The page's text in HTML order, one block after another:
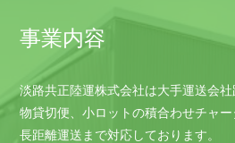
事業内容
淡路共正陸運株式会社は大手運送会
物貸切便、小ロットの積合わせチャ
長距離運送まで対応しております。